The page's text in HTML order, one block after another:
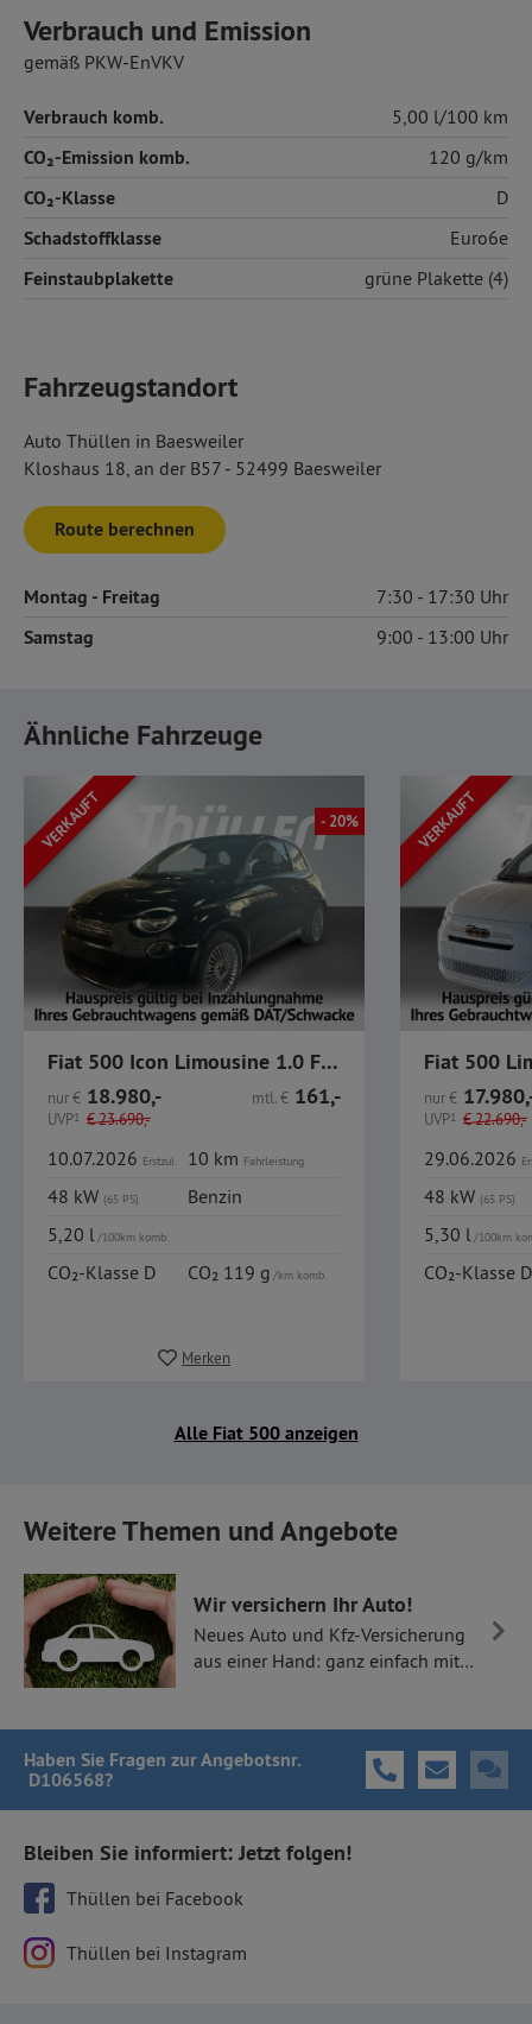
Verbrauch und Emission
gemäß PKW-EnVKV
Verbrauch komb. 5,00 l/100 km
CO₂-Emission komb. 120 g/km
CO₂-Klasse D
Schadstoffklasse Euro6e
Feinstaubplakette grüne Plakette (4)
Fahrzeugstandort
Auto Thüllen in Baesweiler
Kloshaus 18, an der B57 - 52499 Baesweiler
Route berechnen
Montag - Freitag 7:30 17:30
Samstag 9:00 13:00
Ähnliche Fahrzeuge
VERKAUFT - 20%
Fiat 500 Icon Limousine 1.0 FireFly MHEV
nur€ 18.980,-
UVP1 €23.690,-
mtl.€ 161,-
10.07.2026 Erstzul. 10 km Fahrleistung
48 kW (65 PS)
Benzin
5,20 l/100km komb.
CO₂-Klasse D CO₂ 119 g/km komb.
Merken
VERKAUFT
nur€
UVP1 €22.690,-
29.06.2026
48 kW (65 PS)
5,30 l/100km
CO₂-Klasse D
Alle Fiat 500 anzeigen
Weitere Themen und Angebote
Wir versichern Ihr Auto!
Neues Auto und Kfz-Versicherung
aus einer Hand: ganz einfach mit
Haben Sie Fragen zur Angebotsnr.
D106568?
Bleiben Sie informiert: Jetzt folgen!
Thüllen bei Facebook
Thüllen bei Instagram